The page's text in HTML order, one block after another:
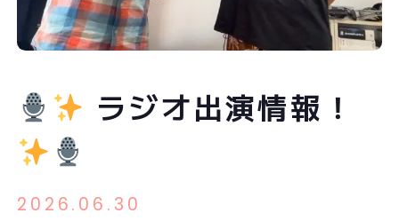
ラジオ出演情報！
2026.06.30